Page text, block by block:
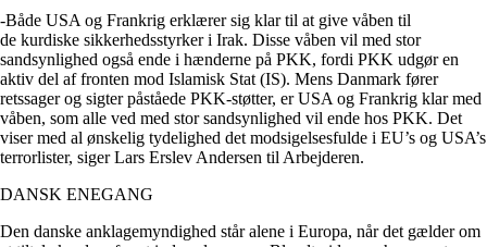
-Både USA og Frankrig erklærer sig klar til at give våben til
de kurdiske sikkerhedsstyrker i Irak. Disse våben vil med stor
sandsynlighed også ende i hænderne på PKK, fordi PKK udgør en
aktiv del af fronten mod Islamisk Stat (IS). Mens Danmark fører
retssager og sigter påståede PKK-støtter, er USA og Frankrig klar med
våben, som alle ved med stor sandsynlighed vil ende hos PKK. Det
viser med al ønskelig tydelighed det modsigelsesfulde i EU’s og USA’s
terrorlister, siger Lars Erslev Andersen til Arbejderen.
DANSK ENEGANG
Den danske anklagemyndighed står alene i Europa, når det gælder om